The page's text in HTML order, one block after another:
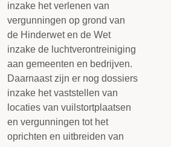
inzake het verlenen van
vergunningen op grond van
de Hinderwet en de Wet
inzake de luchtverontreiniging
aan gemeenten en bedrijven.
Daarnaast zijn er nog dossiers
inzake het vaststellen van
locaties van vuilstortplaatsen
en vergunningen tot het
oprichten en uitbreiden van